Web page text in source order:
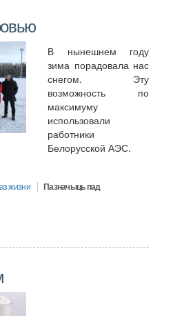
В нынешнем году
зима порадовала нас
снегом. Эту
возможность по
максимуму
использовали
работники
Белорусской АЭС.
жизни Пазначыць пад